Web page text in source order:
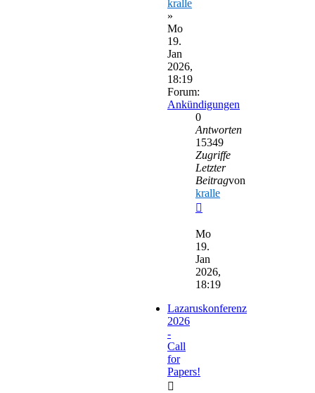
kralle
»
Mo
19.
Jan
2026,
18:19
Forum:
Ankündigungen
0
Antworten
15349
Zugriffe
Letzter
Beitragvon
kralle
Beitrag
Mo
19.
Jan
2026,
18:19
Lazaruskonferenz
2026
-
Call
for
Papers!